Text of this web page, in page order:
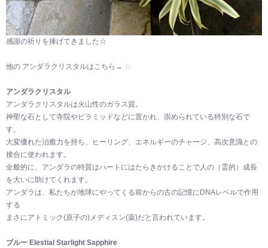
感謝の祈りを捧げてきました☆
他の アンダラクリスタルはこちら→ ☆
アンダラクリスタル
アンダラクリスタルは火山性のガラス質。
神聖な石として寺院やピラミッドなどに置かれ、崇められている特別な石で
す。
大変優れた治癒力を持ち、ヒーリング、エネルギーのチャージ、高次意識との
接合に使われます。
全般的に、アンダラの特質はハートにはたらきかけることで人の（霊的）成長
を大いに助けてくれます。
アンダラは、私たちが地球にやってくる前からの古の記憶にDNAレベルで作用
する
まさにアトミック(原子の)メディスン(薬)だと言われています。
ブルー Elestial Starlight Sapphire